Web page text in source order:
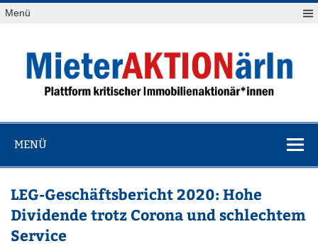
Zum
Inhalt
Menü
MENÜ
LEG-Geschäftsbericht 2020: Hohe
Dividende trotz Corona und schlechtem
Service